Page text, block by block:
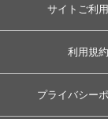
サイトご利
利用規約
プライバシー